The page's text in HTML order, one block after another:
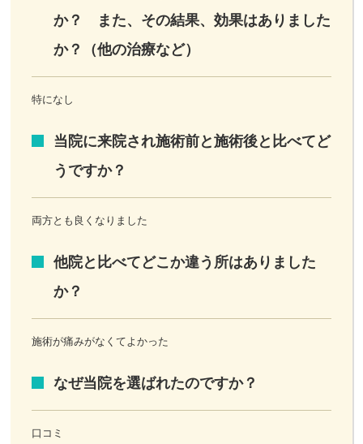
か？ また、その結果、効果はありました
か？（他の治療など）
特になし
当院に来院され施術前と施術後と比べてど
うですか？
両方とも良くなりました
他院と比べてどこか違う所はありました
か？
施術が痛みがなくてよかった
なぜ当院を選ばれたのですか？
口コミ